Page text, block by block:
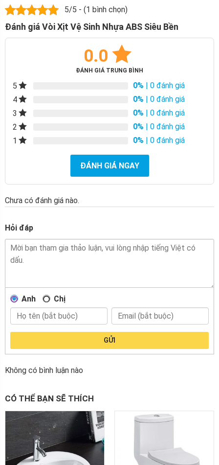
5/5 - (1 bình chọn)
Đánh giá Vòi Xịt Vệ Sinh Nhựa ABS Siêu Bền
0.0
ĐÁNH GIÁ TRUNG BÌNH
5 0% | 0 đánh giá
4
0% | 0 đánh giá
3
0% | 0 đánh giá
2
0% | 0 đánh giá
1
0% | 0 đánh giá
ĐÁNH GIÁ NGAY
Chưa có đánh giá nào.
Hỏi đáp
Anh Chị
GỬI
Không có bình luận nào
CÓ THỂ BẠN SẼ THÍCH